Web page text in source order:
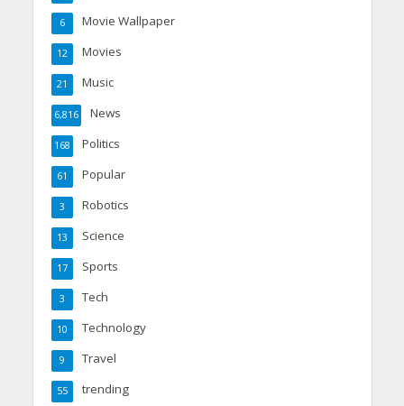
Movie Wallpaper
6
Movies
12
Music
21
News
6,816
Politics
168
Popular
61
Robotics
3
Science
13
Sports
17
Tech
3
Technology
10
Travel
9
trending
55